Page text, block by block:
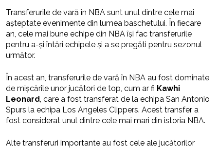
Transferurile de vară în NBA sunt unul dintre cele mai
așteptate evenimente din lumea baschetului. În fiecare
an, cele mai bune echipe din NBA își fac transferurile
pentru a-și întări echipele și a se pregăti pentru sezonul
următor.
În acest an, transferurile de vară în NBA au fost dominate
de mișcările unor jucători de top, cum ar fi Kawhi
Leonard , care a fost transferat de la echipa San Antonio
Spurs la echipa Los Angeles Clippers. Acest transfer a
fost considerat unul dintre cele mai mari din istoria NBA.
Alte transferuri importante au fost cele ale jucătorilor